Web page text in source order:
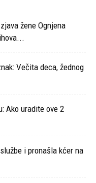
žene Ognjena
Večita deca, žednog
Ako uradite ove 2
i pronašla kćer na